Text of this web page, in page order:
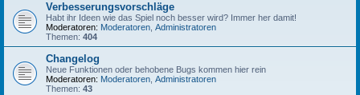
Verbesserungsvorschläge
Habt ihr Ideen wie das Spiel noch besser wird? Immer her damit!
Moderatoren: Moderatoren Administratoren
Themen: 404
Changelog
Neue Funktionen oder behobene Bugs kommen hier rein
Moderatoren: Moderatoren Administratoren
Themen: 43